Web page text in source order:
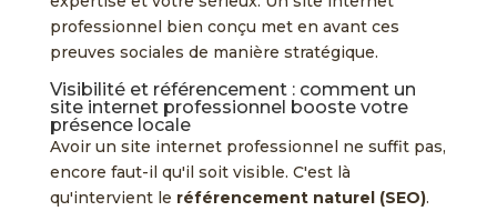
professionnel bien conçu met en avant ces
preuves sociales de manière stratégique.
Visibilité et référencement : comment un
site internet professionnel booste votre
présence locale
Avoir un site internet professionnel ne suffit pas,
encore faut-il qu'il soit visible. C'est là
qu'intervient le référencement naturel (SEO).